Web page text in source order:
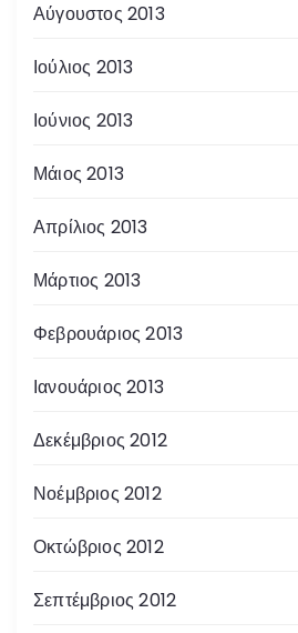
Αύγουστος 2013
Ιούλιος 2013
Ιούνιος 2013
Μάιος 2013
Απρίλιος 2013
Μάρτιος 2013
Φεβρουάριος 2013
Ιανουάριος 2013
Δεκέμβριος 2012
Νοέμβριος 2012
Οκτώβριος 2012
Σεπτέμβριος 2012